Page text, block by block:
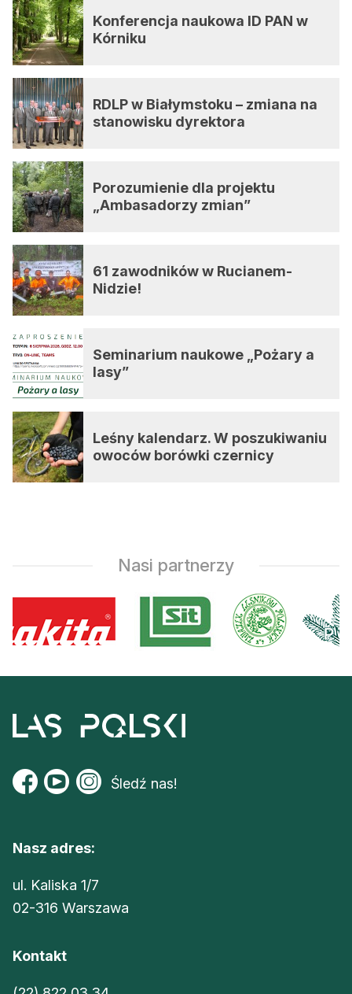
Konferencja naukowa ID PAN w
Kórniku
RDLP w Białymstoku – zmiana na
stanowisku dyrektora
Porozumienie dla projektu
„Ambasadorzy zmian”
61 zawodników w Rucianem-
Nidzie!
Seminarium naukowe „Pożary a
lasy”
Leśny kalendarz. W poszukiwaniu
owoców borówki czernicy
Nasi partnerzy
Śledź nas!
Nasz adres:
ul. Kaliska 1/7
02-316 Warszawa
Kontakt